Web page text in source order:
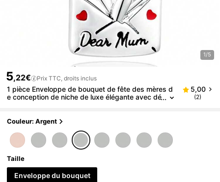
1/5
5,22€ Prix TTC, droits inclus
1 pièce Enveloppe de bouquet de fête des mères d
e conception de niche de luxe élégante avec dé
5,00
(2)
Couleur: Argent
Taille
Enveloppe du bouquet